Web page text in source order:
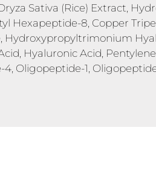
Sativa (Rice) Extract,
Hexapeptide-8, Copper
Hydroxypropyltrimonium
Hyaluronic Acid,
Oligopeptide-1,